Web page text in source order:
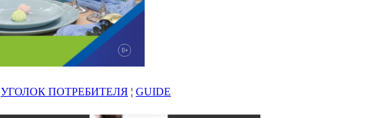
УГОЛОК ПОТРЕБИТЕЛЯ ¦ GUIDE